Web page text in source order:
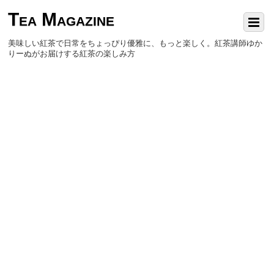
Tea Magazine
美味しい紅茶で日常をちょっぴり優雅に、もっと楽しく。紅茶講師ゆか
りーぬがお届けする紅茶の楽しみ方